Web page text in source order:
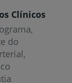
Clínicos
do